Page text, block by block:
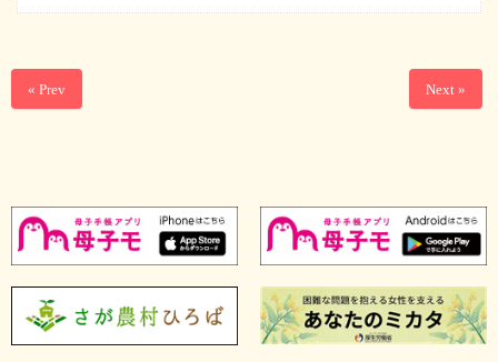
« Prev Next »